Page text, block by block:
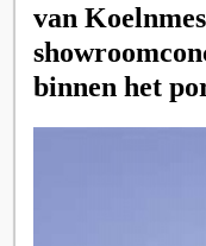
van
binnen het